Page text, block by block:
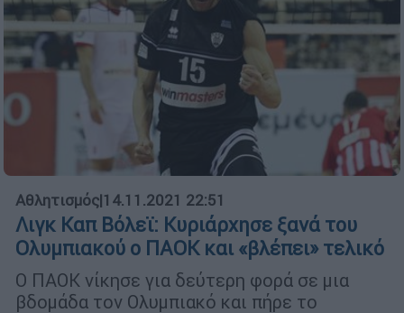
Αθλητισμός|14.11.2021 22:51
Λιγκ Καπ Βόλεϊ: Κυριάρχησε ξανά του
Ολυμπιακού ο ΠΑΟΚ και «βλέπει» τελικό
Ο ΠΑΟΚ νίκησε για δεύτερη φορά σε μια
βδομάδα τον Ολυμπιακό και πήρε το